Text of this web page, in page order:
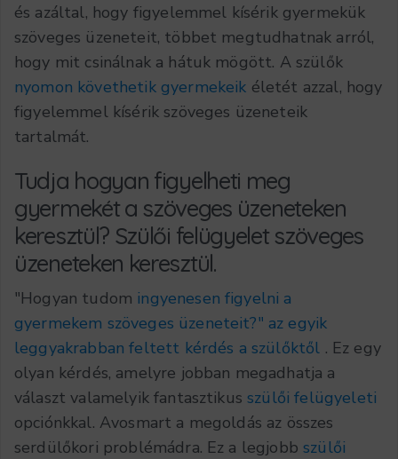
és azáltal, hogy figyelemmel kísérik gyermekük
szöveges üzeneteit, többet megtudhatnak arról,
hogy mit csinálnak a hátuk mögött. A szülők
nyomon követhetik gyermekeik életét azzal, hogy
figyelemmel kísérik szöveges üzeneteik
tartalmát.
Tudja hogyan figyelheti meg
gyermekét a szöveges üzeneteken
keresztül? Szülői felügyelet szöveges
üzeneteken keresztül.
"Hogyan tudom ingyenesen figyelni a
gyermekem szöveges üzeneteit?" az egyik
leggyakrabban feltett kérdés a szülőktől . Ez egy
olyan kérdés, amelyre jobban megadhatja a
választ valamelyik fantasztikusszülői felügyeleti
opciónkkal. Avosmart a megoldás az összes
serdülőkori problémádra. Ez a legjobbszülői